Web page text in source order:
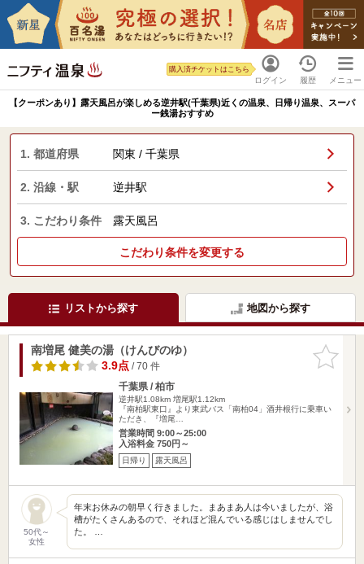
ログイン
購入済チケットはこちら
履歴 メニュー
【クーポンあり】露天風呂が楽しめる逆井駅(千葉県)近くの温泉、日帰り温泉、スーパ
ー銭湯おすすめ
1. 都道府県 関東 / 千葉県
2. 沿線・駅 逆井駅
3. こだわり条件 露天風呂
こだわり条件を変更する
リストから探す 地図から探す
お気に入
りに追加
南増尾 健美の湯（けんびのゆ）
3.9点/ 70 件
千葉県 / 柏市
逆井駅1.08km 増尾駅1.12km
『南柏駅東口』より東武バス「南柏04」酒井根行に乗車い
ただき、『増尾…
営業時間 9:00～25:00
入浴料金 750円～
日帰り 露天風呂
50代～
女性
年末お休みの朝早く行きました。まあまあ人は今いましたが、浴
槽がたくさんあるので、それほど混んでいる感じはしませんでし
た。 …